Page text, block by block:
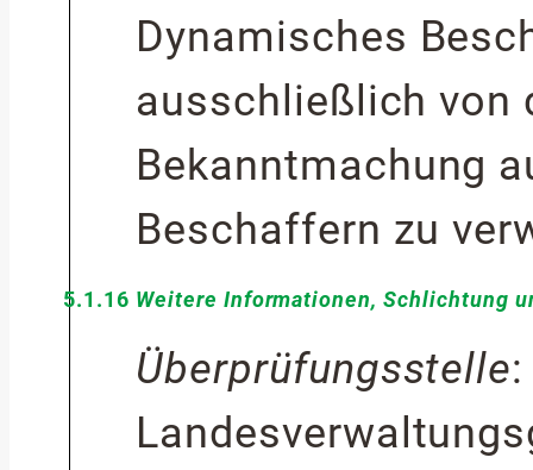
Dynamisches
ausschließlich von
Bekanntmachung
Beschaffern zu
5.1.16 Weitere Informationen, Schlichtung
Überprüfungsstelle: